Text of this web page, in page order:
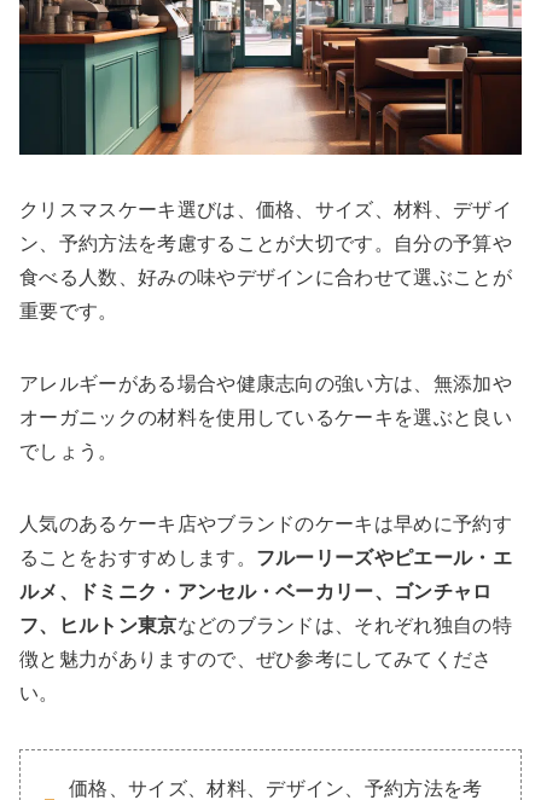
クリスマスケーキ選びは、価格、サイズ、材料、デザイ
ン、予約方法を考慮することが大切です。自分の予算や
食べる人数、好みの味やデザインに合わせて選ぶことが
重要です。
アレルギーがある場合や健康志向の強い方は、無添加や
オーガニックの材料を使用しているケーキを選ぶと良い
でしょう。
人気のあるケーキ店やブランドのケーキは早めに予約す
ることをおすすめします。 フルーリーズやピエール・エ
ルメ、ドミニク・アンセル・ベーカリー、ゴンチャロ
フ、ヒルトン東京などのブランドは、それぞれ独自の特
徴と魅力がありますので、ぜひ参考にしてみてくださ
い。
価格、サイズ、材料、デザイン、予約方法を考